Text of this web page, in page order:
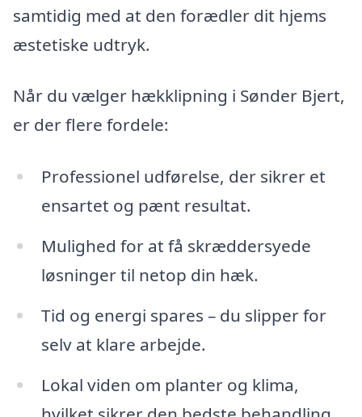
samtidig med at den forædler dit hjems
æstetiske udtryk.
Når du vælger hækklipning i Sønder Bjert,
er der flere fordele:
Professionel udførelse, der sikrer et
ensartet og pænt resultat.
Mulighed for at få skræddersyede
løsninger til netop din hæk.
Tid og energi spares – du slipper for
selv at klare arbejde.
Lokal viden om planter og klima,